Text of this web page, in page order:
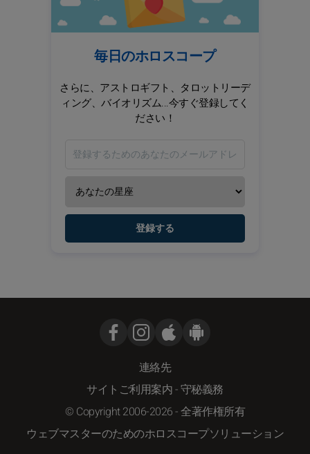
毎日のホロスコープ
さらに、アストロギフト、タロットリーデ
ィング、バイオリズム...今すぐ登録してく
ださい！
登録する
連絡先
サイトご利用案内-守秘義務
© Copyright 2006-2026 - 全著作権所有
ウェブマスターのためのホロスコープソリューション